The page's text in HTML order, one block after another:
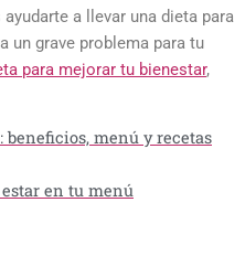
a llevar una dieta para
un grave problema para tu
para mejorar tu bienestar,
beneficios, menú y recetas
en tu menú